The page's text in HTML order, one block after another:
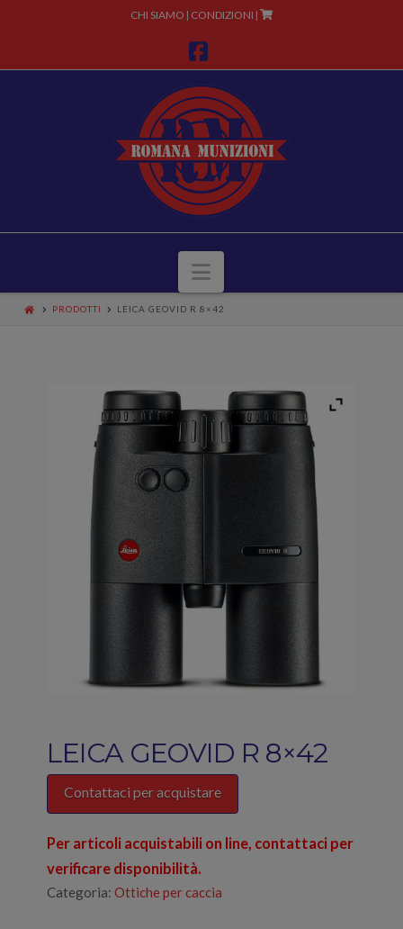
CHI SIAMO | CONDIZIONI |
Facebook
Navigazione
PRODOTTI LEICA GEOVID R 8×42
LEICA GEOVID R 8×42
Contattaci per acquistare
Per articoli acquistabili on line, contattaci per
verificare disponibilità.
Categoria: Ottiche per caccia